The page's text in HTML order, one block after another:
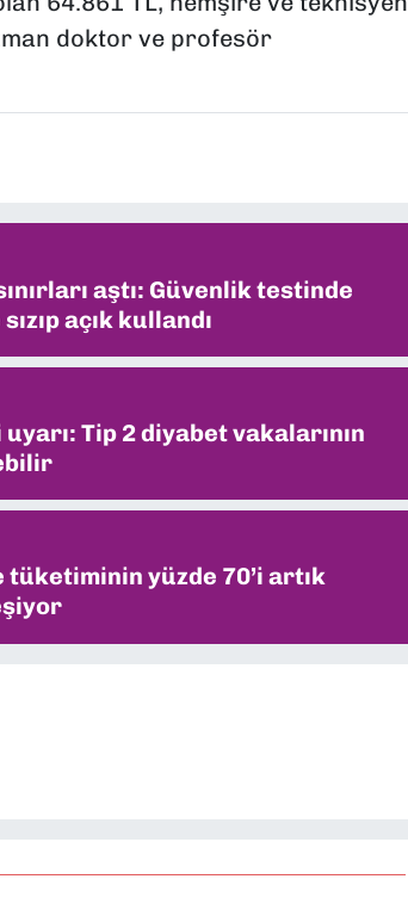
doktor ve profesör
aştı: Güvenlik testinde
açık kullandı
Tip 2 diyabet vakalarının
yüzde 70’i artık